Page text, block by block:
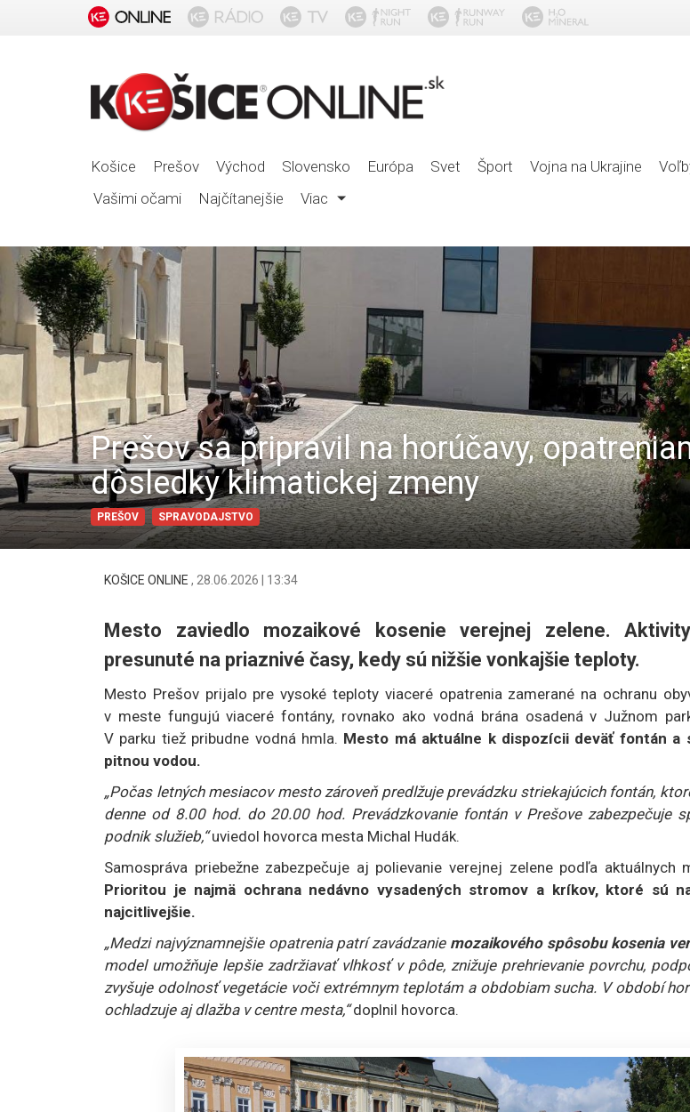
Košice Prešov Východ Slovensko Európa Svet Šport Vojna na Ukrajine
Vašimi očami
Najčítanejšie Viac
Prešov sa pripravil na horúčavy,
dôsledky klimatickej zmeny
PREŠOV SPRAVODAJSTVO
KOŠICE ONLINE , 28.06.2026 | 13:34
Mesto zaviedlo mozaikové kosenie verejnej zelene.
presunuté na priaznivé časy, kedy sú nižšie vonkajšie teploty.
Mesto Prešov prijalo pre vysoké teploty viaceré opatrenia zamerané na ochranu
v meste fungujú viaceré fontány, rovnako ako vodná brána osadená v Južnom
V parku tiež pribudne vodná hmla. Mesto má aktuálne k dispozícii deväť fontán a
pitnou vodou.
„Počas letných mesiacov mesto zároveň predlžuje prevádzku striekajúcich fontán,
denne od 8.00 hod. do 20.00 hod. Prevádzkovanie fontán v Prešove zabezpečuje
podnik služieb,“uviedol hovorca mesta Michal Hudák.
Samospráva priebežne zabezpečuje aj polievanie verejnej zelene podľa aktuálnych
Prioritou je najmä ochrana nedávno vysadených stromov a kríkov, ktoré sú
najcitlivejšie.
„Medzi najvýznamnejšie opatrenia patrí zavádzanie mozaikového spôsobu kosenia
model umožňuje lepšie zadržiavať vlhkosť v pôde, znižuje prehrievanie povrchu,
zvyšuje odolnosť vegetácie voči extrémnym teplotám a obdobiam sucha. V období
ochladzuje aj dlažba v centre mesta,“doplnil hovorca.